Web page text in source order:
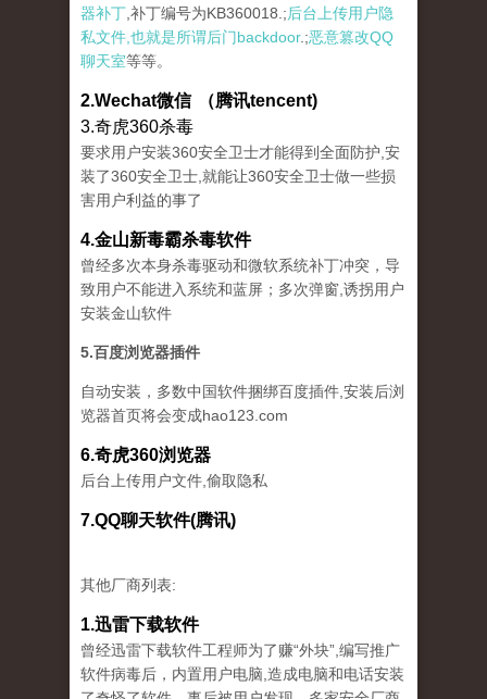
器补丁 ,补丁编号为KB360018.;后台上传用户隐
私文件,也就是所谓后门backdoor.;恶意篡改QQ
聊天室等等。
2.Wechat微信 （腾讯tencent)
3.奇虎360杀毒
要求用户安装360安全卫士才能得到全面防护,安
装了360安全卫士,就能让360安全卫士做一些损
害用户利益的事了
4.金山新毒霸杀毒软件
曾经多次本身杀毒驱动和微软系统补丁冲突，导
致用户不能进入系统和蓝屏；多次弹窗,诱拐用户
安装金山软件
5.百度浏览器插件
自动安装，多数中国软件捆绑百度插件,安装后浏
览器首页将会变成hao123.com
6.奇虎360浏览器
后台上传用户文件,偷取隐私
7.QQ聊天软件(腾讯)
其他厂商列表:
1.迅雷下载软件
曾经迅雷下载软件工程师为了赚“外块”,编写推广
软件病毒后，内置用户电脑,造成电脑和电话安装